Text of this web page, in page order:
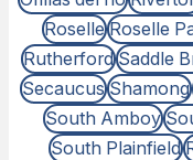
Roselle Roselle
Rutherford Saddle
Secaucus Shamong
South Amboy
South Plainfield